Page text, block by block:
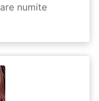
numite